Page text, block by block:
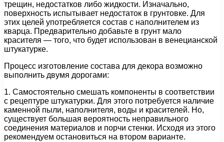
трещин, недостатков либо жидкости. Изначально,
поверхность испытывает недостаток в грунтовке. Для
этих целей употребляется состав с наполнителем из
кварца. Предварительно добавьте в грунт мало
красителя — того, что будет использован в венецианской
штукатурке.
Процесс изготовление состава для декора возможно
выполнить двумя дорогами:
1. Самостоятельно смешать компоненты в соответствии
с рецептуре штукатурки. Для этого потребуется наличие
каменной пыли, наполнителя, воды и красителей. Но,
существует большая вероятность неправильного
соединения материалов и порчи стенки. Исходя из этого
рекомендуем остановиться на втором варианте.